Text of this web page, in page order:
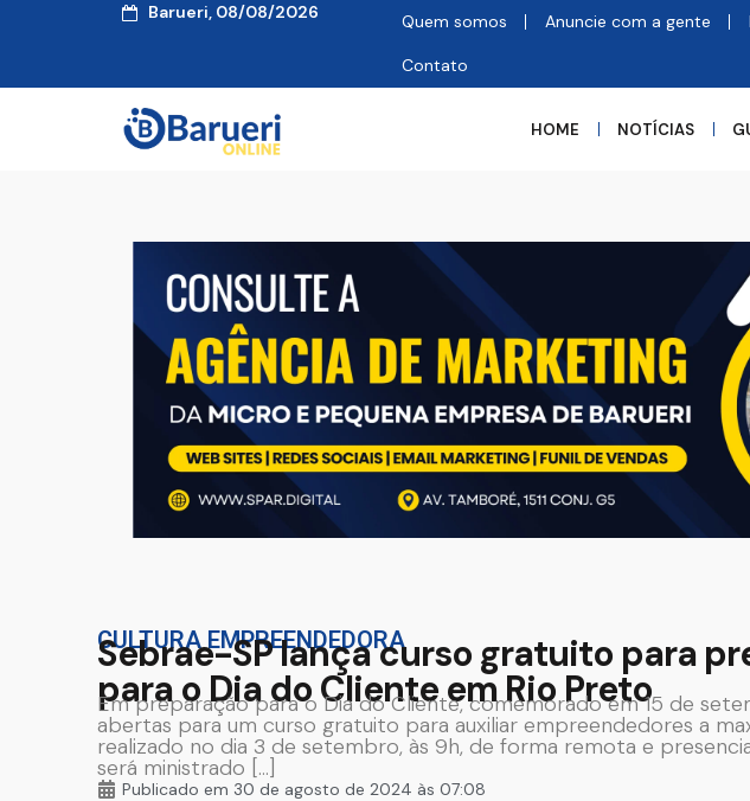
Barueri, 08/08/2026 Quem somos Anuncie com a gente
Contato
HOME NOTÍCIAS
CULTURA EMPREENDEDORA
Sebrae-SP lança curso gratuito para
para o Dia do Cliente em Rio Preto
Em preparação para o Dia do Cliente, comemorado em 15 de
abertas para um curso gratuito para auxiliar empreendedores a
realizado no dia 3 de setembro, às 9h, de forma remota e
será ministrado […]
Publicado em 30 de agosto de 2024 às 07:08